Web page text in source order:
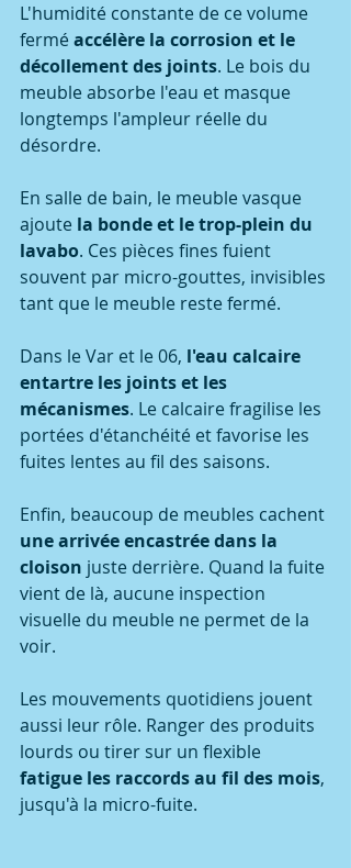
L'humidité constante de ce volume
fermé accélère la corrosion et le
décollement des joints. Le bois du
meuble absorbe l'eau et masque
longtemps l'ampleur réelle du
désordre.
En salle de bain, le meuble vasque
ajoute la bonde et le trop-plein du
lavabo. Ces pièces fines fuient
souvent par micro-gouttes, invisibles
tant que le meuble reste fermé.
Dans le Var et le 06, l'eau calcaire
entartre les joints et les
mécanismes. Le calcaire fragilise les
portées d'étanchéité et favorise les
fuites lentes au fil des saisons.
Enfin, beaucoup de meubles cachent
une arrivée encastrée dans la
cloison juste derrière. Quand la fuite
vient de là, aucune inspection
visuelle du meuble ne permet de la
voir.
Les mouvements quotidiens jouent
aussi leur rôle. Ranger des produits
lourds ou tirer sur un flexible
fatigue les raccords au fil des mois,
jusqu'à la micro-fuite.